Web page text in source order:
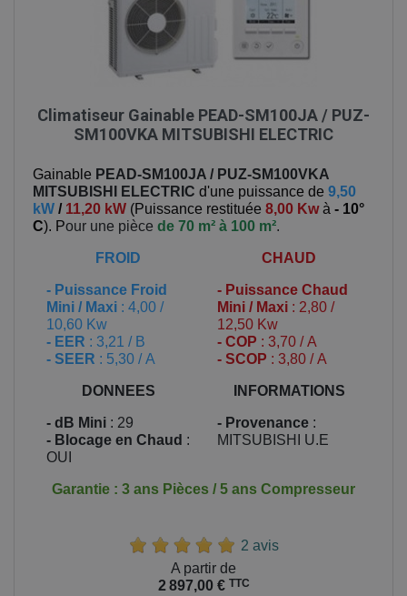
Climatiseur Gainable PEAD-SM100JA / PUZ-
SM100VKA MITSUBISHI ELECTRIC
Gainable PEAD-SM100JA / PUZ-SM100VKA
MITSUBISHI ELECTRIC d'une puissance de 9,50
kW / 11,20 kW (Puissance restituée 8,00 Kwà - 10°
C). Pour une pièce de 70 m² à 100 m².
FROID
- Puissance Froid
Mini / Maxi : 4,00 /
10,60 Kw
- EER : 3,21 / B
- SEER : 5,30 / A
CHAUD
- Puissance Chaud
Mini / Maxi : 2,80 /
12,50 Kw
- COP : 3,70 / A
- SCOP : 3,80 / A
DONNEES
- dB Mini : 29
- Blocage en Chaud :
OUI
INFORMATIONS
- Provenance :
MITSUBISHI U.E
Garantie : 3 ans Pièces / 5 ans Compresseur
2 avis
A partir de
2 897,00 € TTC